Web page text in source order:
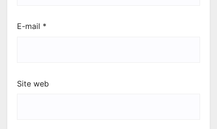
E-mail *
Site web